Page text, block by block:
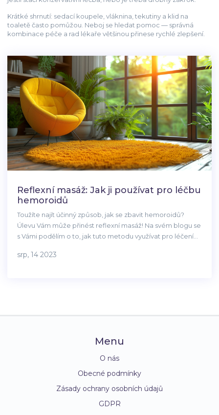
Krátké shrnutí: sedací koupele, vláknina, tekutiny a klid na
toaletě často pomůžou. Neboj se hledat pomoc — správná
kombinace péče a rad lékaře většinou přinese rychlé zlepšení.
Reflexní masáž: Jak ji používat pro léčbu
hemoroidů
Toužíte najít účinný způsob, jak se zbavit hemoroidů?
Úlevu Vám může přinést reflexní masáž! Na svém blogu se
s Vámi podělím o to, jak tuto metodu využívat pro léčení
jaké jsou její výhody. S reflexní masáží se Váš život s
srp, 14 2023
Menu
O nás
Obecné podmínky
Zásady ochrany osobních údajů
GDPR